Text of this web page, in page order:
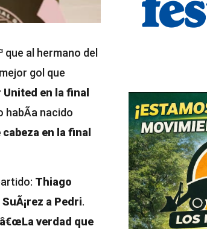
que al hermano del
gol que
en la final
habÃ­a nacido
en la final
Thiago
a Pedri.
â€œLa verdad que